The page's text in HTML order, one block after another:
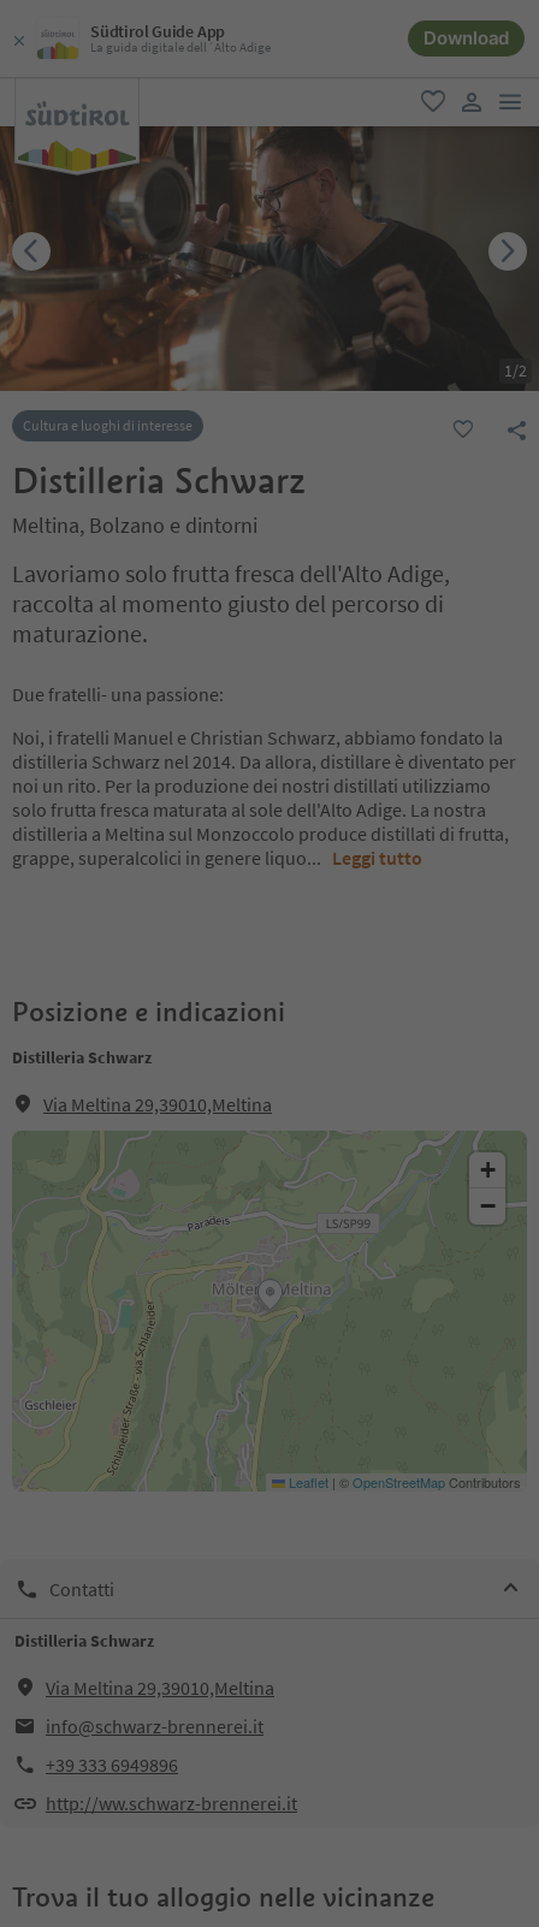
Südtirol Guide App
La guida digitale dell´Alto Adige Download
favoriti
user link
1/2
Cultura e luoghi di interesse
Distilleria Schwarz
Meltina, Bolzano e dintorni
Lavoriamo solo frutta fresca dell'Alto Adige,
raccolta al momento giusto del percorso di
maturazione.
Due fratelli- una passione:
Noi, i fratelli Manuel e Christian Schwarz, abbiamo fondato la
distilleria Schwarz nel 2014. Da allora, distillare è diventato per
noi un rito. Per la produzione dei nostri distillati utilizziamo
solo frutta fresca maturata al sole dell'Alto Adige. La nostra
distilleria a Meltina sul Monzoccolo produce distillati di frutta,
grappe, superalcolici in genere liquo... Leggi tutto
Posizione e indicazioni
Distilleria Schwarz
Via Meltina 29,39010,Meltina
+
−
Leaflet | ©OpenStreetMapContributors
Contatti
Distilleria Schwarz
Via Meltina 29,39010,Meltina
info@schwarz-brennerei.it
+39 333 6949896
http://ww.schwarz-brennerei.it
Trova il tuo alloggio nelle vicinanze